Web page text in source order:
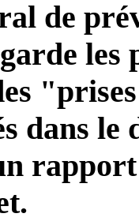
de
dans le